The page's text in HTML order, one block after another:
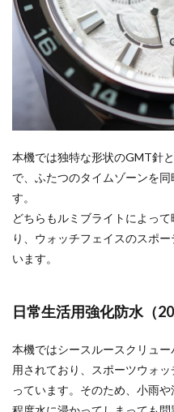
本機では独特な形状のGMT針
で、ふたつのタイムゾーンを
す。
どちらもルミブライトによっ
り、ウォッチフェイスのスポ
います。
日常生活用強化防水（20
本機ではシースルースクリュ
用されており、スポーツウォ
っています。そのため、小雨